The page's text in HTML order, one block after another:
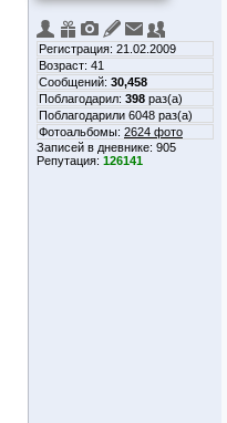
Регистрация: 21.02.2009
Возраст: 41
Сообщений: 30,458
Поблагодарил: 398 раз(а)
Поблагодарили 6048 раз(а)
Фотоальбомы: 2624 фото
Записей в дневнике: 905
Репутация: 126141